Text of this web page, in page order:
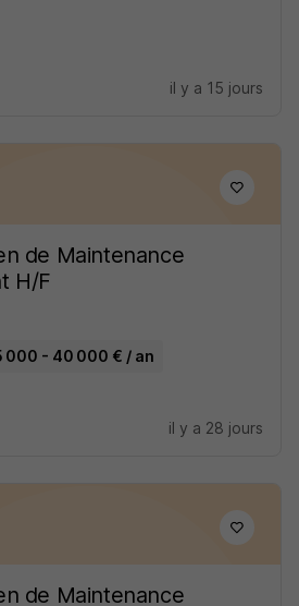
il y a 15 jours
de Maintenance
H/F
000 - 40 000 € / an
il y a 28 jours
de Maintenance